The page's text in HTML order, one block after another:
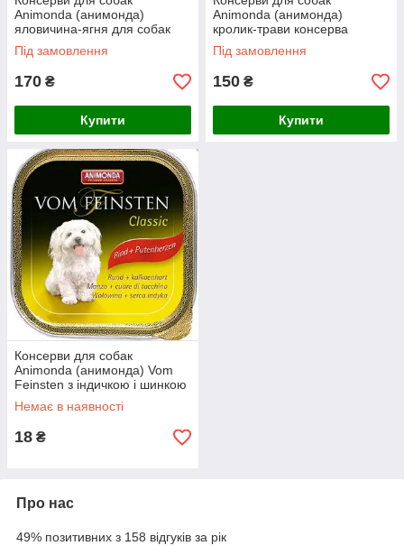
Animonda (анимонда)
яловичина-ягня для собак
800 гр
Під замовлення
170 ₴
Купити
Animonda (анимонда)
кролик-трави консерва
Під замовлення
150 ₴
Купити
Консерви для собак
Animonda (анимонда) Vom
Feinsten з індичкою і шинкою
Немає в наявності
18 ₴
Про нас
49% позитивних з 158 відгуків за рік